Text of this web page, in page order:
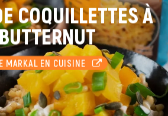
COQUILLETTES À
MARKAL EN CUISINE